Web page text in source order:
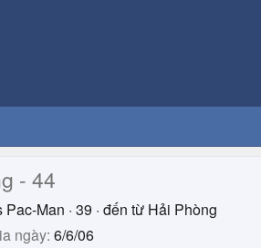
- 44
Pac-Man · 39 · đến từ Hải Phòng
ngày 6/6/06